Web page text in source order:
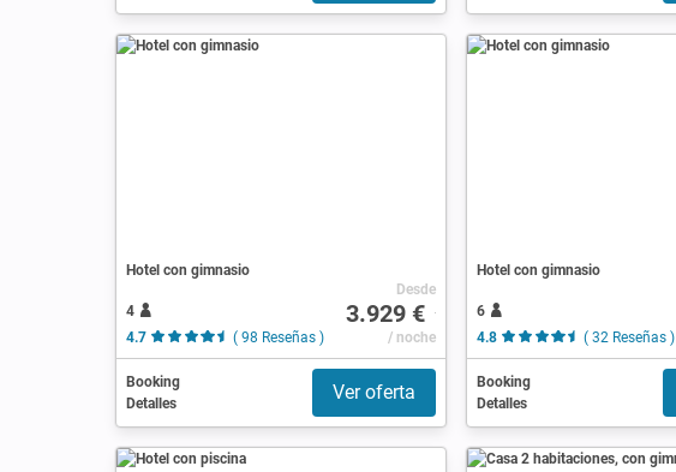
Hotel con gimnasio
4
4.7
( 98 Reseñas )
Desde
3.929 €
/ noche
Booking
Detalles
Ver oferta
Hotel con gimnasio
6
4.8
( 32 Reseñas )
Booking
Detalles